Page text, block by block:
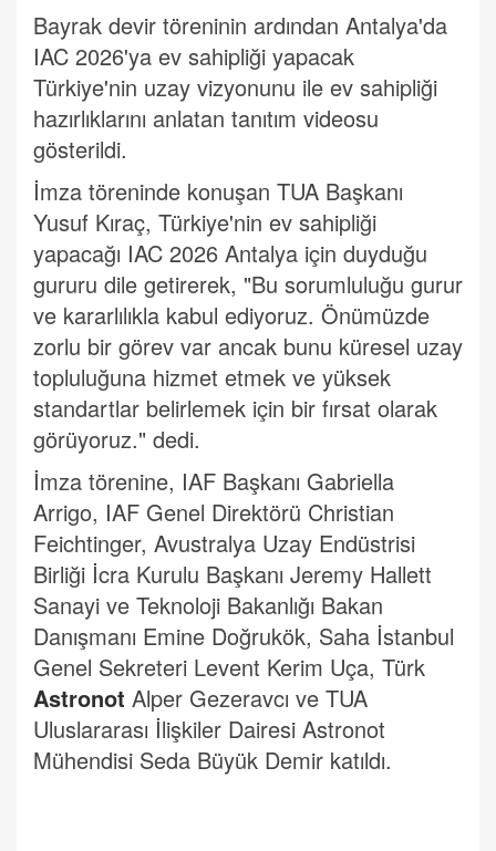
Bayrak devir töreninin ardından Antalya'da
IAC 2026'ya ev sahipliği yapacak
Türkiye'nin uzay vizyonunu ile ev sahipliği
hazırlıklarını anlatan tanıtım videosu
gösterildi.
İmza töreninde konuşan TUA Başkanı
Yusuf Kıraç, Türkiye'nin ev sahipliği
yapacağı IAC 2026 Antalya için duyduğu
gururu dile getirerek, "Bu sorumluluğu gurur
ve kararlılıkla kabul ediyoruz. Önümüzde
zorlu bir görev var ancak bunu küresel uzay
topluluğuna hizmet etmek ve yüksek
standartlar belirlemek için bir fırsat olarak
görüyoruz." dedi.
İmza törenine, IAF Başkanı Gabriella
Arrigo, IAF Genel Direktörü Christian
Feichtinger, Avustralya Uzay Endüstrisi
Birliği İcra Kurulu Başkanı Jeremy Hallett
Sanayi ve Teknoloji Bakanlığı Bakan
Danışmanı Emine Doğrukök, Saha İstanbul
Genel Sekreteri Levent Kerim Uça, Türk
Astronot Alper Gezeravcı ve TUA
Uluslararası İlişkiler Dairesi Astronot
Mühendisi Seda Büyük Demir katıldı.